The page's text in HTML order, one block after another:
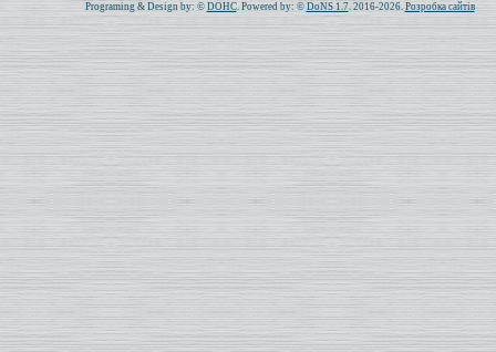
Programing & Design by: © DOHC. Powered by: © DoNS 1.7. 2016-2026. Розробка сайтів